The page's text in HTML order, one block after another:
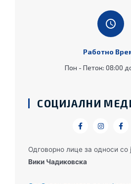
Работно
Пон - Петок: 08:00
СОЦИЈАЛНИ
Одговорно лице за односи со
Вики Чадиковска